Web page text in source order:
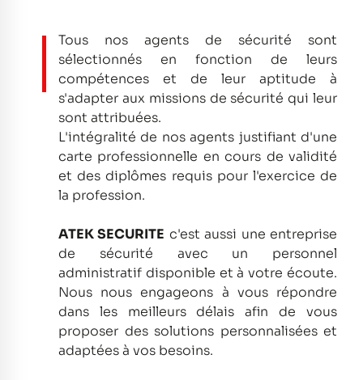
Tous nos agents de sécurité sont
sélectionnés en fonction de leurs
compétences et de leur aptitude à
s'adapter aux missions de sécurité qui leur
sont attribuées.
L'intégralité de nos agents justifiant d'une
carte professionnelle en cours de validité
et des diplômes requis pour l'exercice de
la profession.
ATEK SECURITE c'est aussi une entreprise
de sécurité avec un personnel
administratif disponible et à votre écoute.
Nous nous engageons à vous répondre
dans les meilleurs délais afin de vous
proposer des solutions personnalisées et
adaptées à vos besoins.